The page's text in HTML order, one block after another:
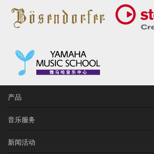
产品
音乐服务
新闻活动